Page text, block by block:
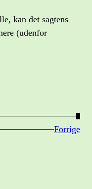
kan det sagtens
(udenfor
→
Forrige